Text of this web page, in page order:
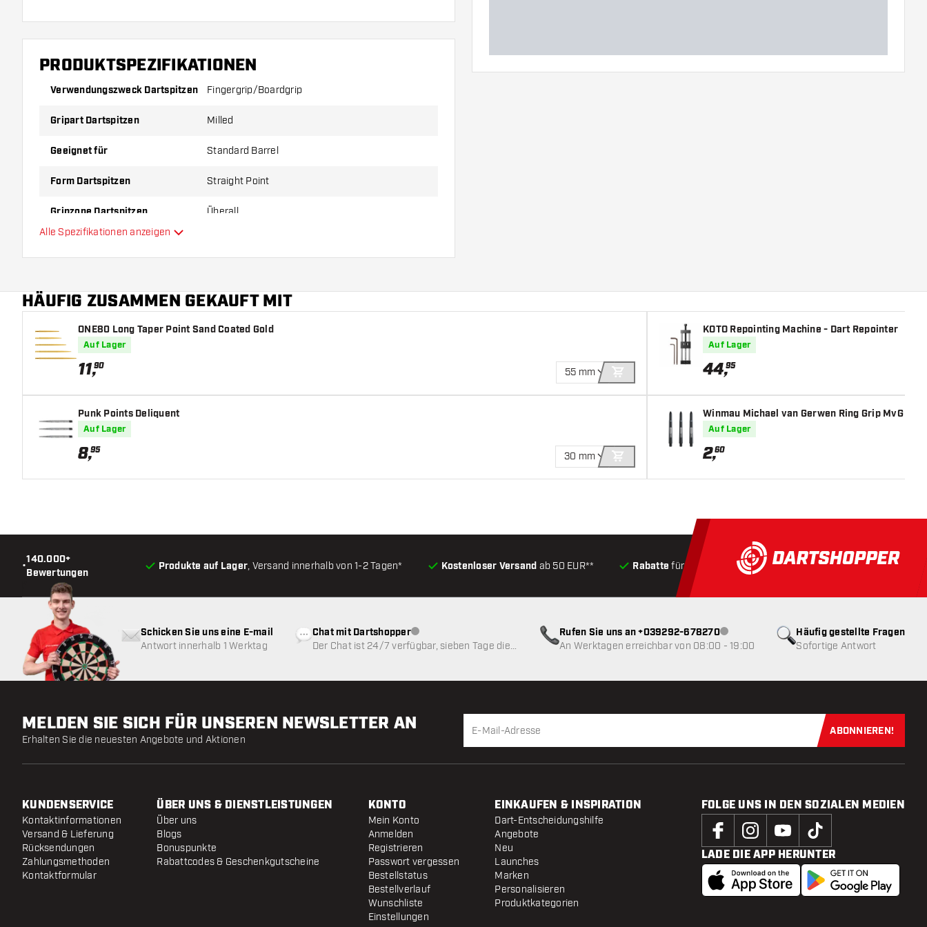
PRODUKTSPEZIFIKATIONEN
Verwendungszweck Dartspitzen Fingergrip/Boardgrip
Gripart Dartspitzen Milled
Geeignet für Standard Barrel
Form Dartspitzen Straight Point
Gripzone Dartspitzen Überall
Alle Spezifikationen anzeigen
HÄUFIG ZUSAMMEN GEKAUFT MIT
ONE80 Long Taper Point Sand Coated Gold
Auf Lager
11,90
55 mm
IN DEN WARENKORB
Punk Points Deliquent
Auf Lager
8,95
30 mm
IN DEN WARENKORB
KOTO Repointing Machine - Dart Repointer
Auf Lager
44,95
Winmau Michael van Gerwen Ring Grip MvG
Auf Lager
2,60
•
140.000+
Bewertungen
Produkte auf Lager, Versand innerhalb von 1-2 Tagen* Kostenloser Versand ab 50 EUR** Rabatte für Kunden Produkte auf Lager, Versand
Häufig gestellte Fragen
Sofortige Antwort
Schicken Sie uns eine E-mail
Antwort innerhalb 1 Werktag
Chat mit DartshopperKundenservice nicht verfügbar
Der Chat ist 24/7 verfügbar, sieben Tage die
Rufen Sie uns an +039292-678270Kundenservice nicht verfügbar
An Werktagen erreichbar von 08:00 - 19:00
MELDEN SIE SICH FÜR UNSEREN NEWSLETTER AN
Erhalten Sie die neuesten Angebote und Aktionen
Jetzt für
ABONNIEREN!
KUNDENSERVICE
Kontaktinformationen
Versand & Lieferung
Rücksendungen
Zahlungsmethoden
Kontaktformular
ÜBER UNS & DIENSTLEISTUNGEN
Über uns
Blogs
Bonuspunkte
Rabattcodes & Geschenkgutscheine
KONTO
Mein Konto
Anmelden
Registrieren
Passwort vergessen
Bestellstatus
Bestellverlauf
Wunschliste
Einstellungen
EINKAUFEN & INSPIRATION
Dart-Entscheidungshilfe
Angebote
Neu
Launches
Marken
Personalisieren
Produktkategorien
FOLGE UNS IN DEN SOZIALEN MEDIEN
LADE DIE APP HERUNTER